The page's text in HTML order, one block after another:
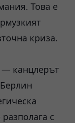
Това е
криза.
— канцлерът
с